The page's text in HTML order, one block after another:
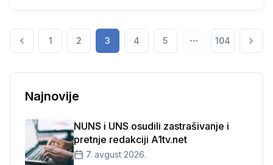
dok se prostor za rad nezavisnog novinarstva
ubrzano sužava.
1 2 3 4 5 104
Najnovije
NUNS i UNS osudili zastrašivanje i
pretnje redakciji A1tv.net
7. avgust 2026.